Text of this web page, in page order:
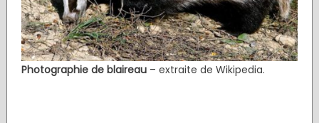
Photographiede blaireau– extraite de Wikipedia.